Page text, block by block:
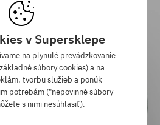
v Supersklepe
na plynulé prevádzkovanie
súbory cookies) a na
tvorbu služieb a ponúk
potrebám ("nepovinné súbory
s nimi nesúhlasiť).